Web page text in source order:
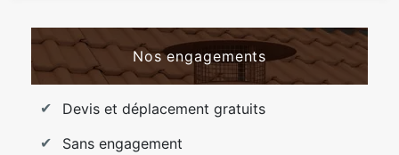
Nos engagements
Devis et déplacement gratuits
Sans engagement